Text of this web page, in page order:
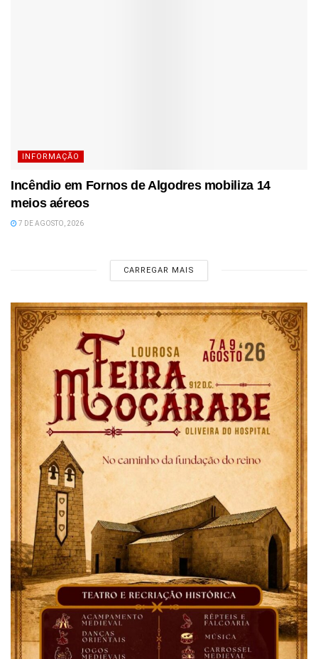
INFORMAÇÃO
Incêndio em Fornos de Algodres mobiliza 14
meios aéreos
7 DE AGOSTO, 2026
CARREGAR MAIS